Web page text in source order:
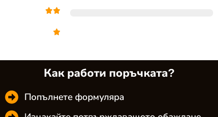
Как работи поръчката?
Попълнете формуляра